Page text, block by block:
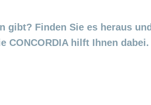
gibt? Finden Sie es heraus und
CONCORDIA hilft Ihnen dabei.